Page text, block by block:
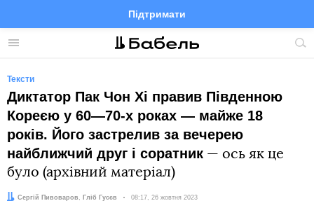
Меню
Підтримати
FacebookTelegramTwitter
Тексти
Диктатор Пак Чон Хі правив Південною
Кореєю у 60—70-х роках — майже 18
років. Його застрелив за вечерею
найближчий друг і соратник — ось як це
було (архівний матеріал)
Автор:
Сергій Пивоваров
Редактор: Гліб Гусєв Дата:
08:17, 26 жовтня 2023